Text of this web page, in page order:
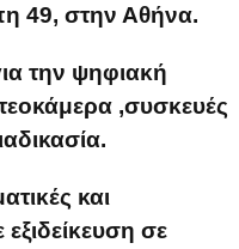
49, στην Αθήνα.
την ψηφιακή
,συσκευές
και
σε